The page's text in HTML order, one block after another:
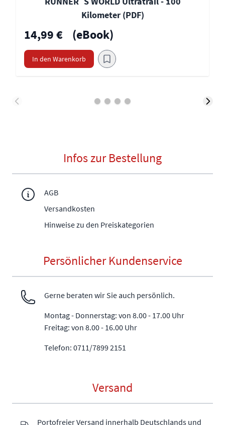
Kilometer (PDF)
14,99 € (eBook)
In den Warenkorb
Infos zur Bestellung
AGB
Versandkosten
Hinweise zu den Preiskategorien
Persönlicher Kundenservice
Gerne beraten wir Sie auch persönlich.
Montag - Donnerstag: von 8.00 - 17.00 Uhr
Freitag: von 8.00 - 16.00 Uhr
Telefon: 0711/7899 2151
Versand
Portofreier Versand innerhalb Deutschlands und